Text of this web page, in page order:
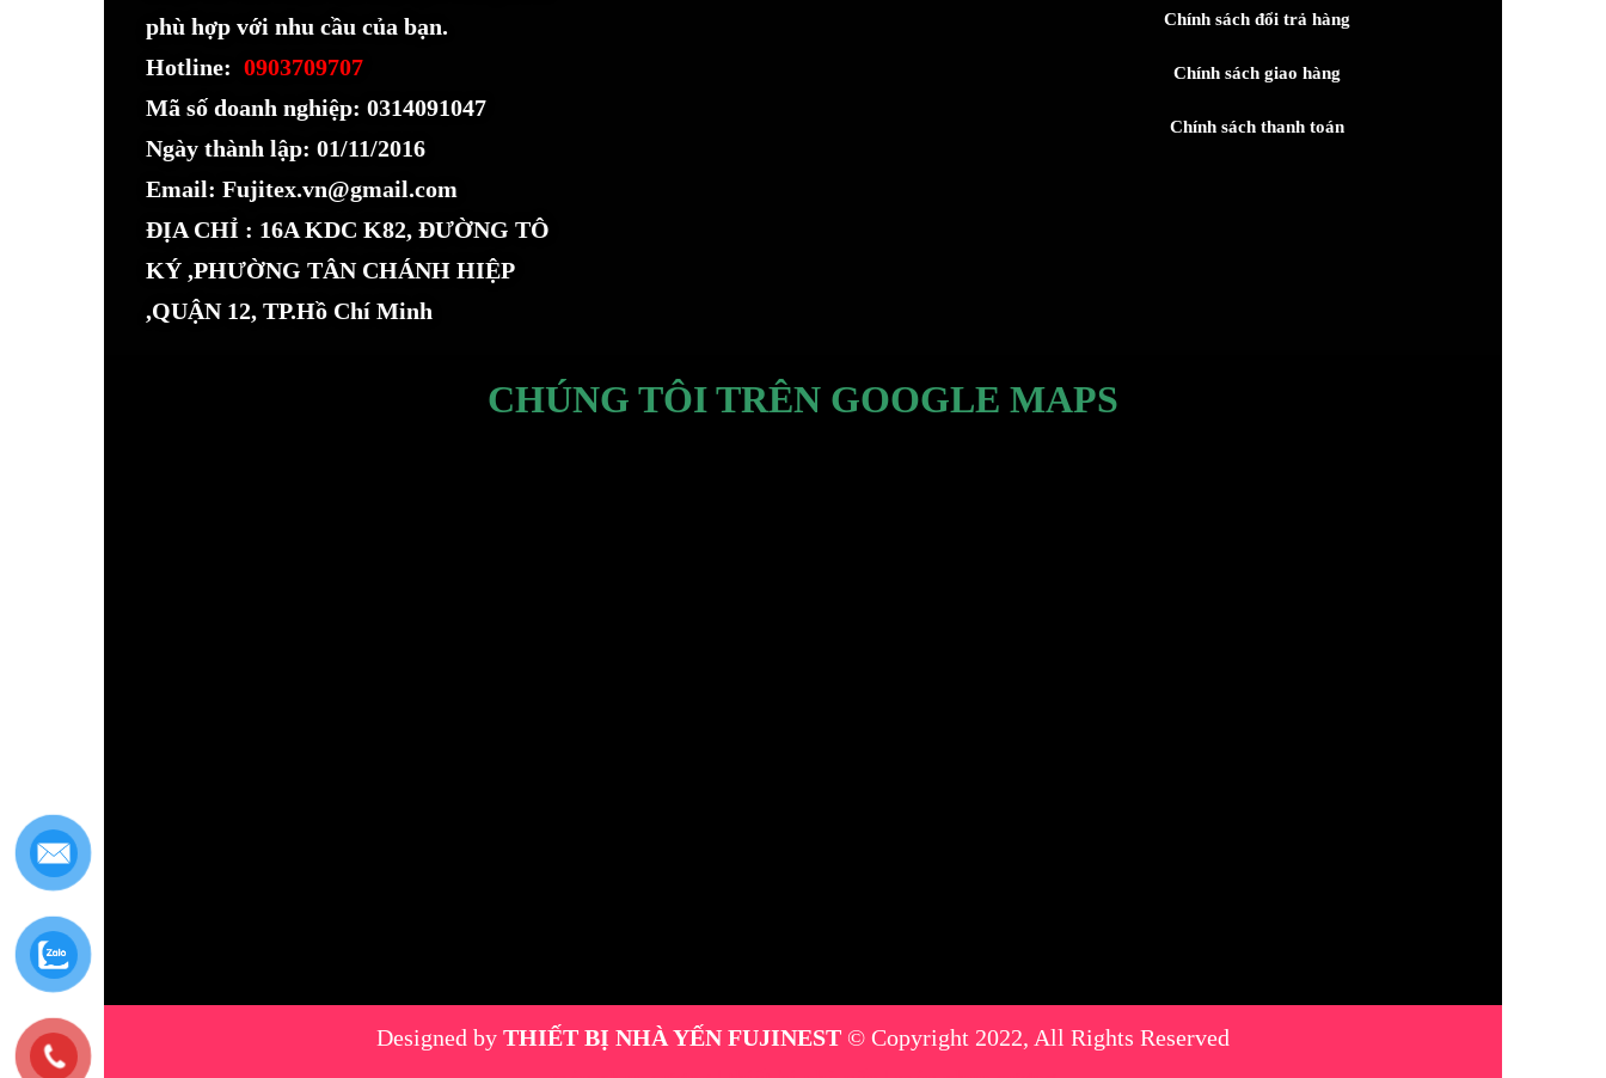
phù hợp với nhu cầu của bạn.
Hotline: 0903709707
Mã số doanh nghiệp: 0314091047
Ngày thành lập: 01/11/2016
Email: Fujitex.vn@gmail.com
ĐỊA CHỈ : 16A KDC K82, ĐƯỜNG TÔ
KÝ ,PHƯỜNG TÂN CHÁNH HIỆP
,QUẬN 12, TP.Hồ Chí Minh
Chính sách đổi trả hàng
Chính sách giao hàng
Chính sách thanh toán
CHÚNG TÔI TRÊN GOOGLE MAPS
Designed by THIẾT BỊ NHÀ YẾN FUJINEST © Copyright 2022, All Rights Reserved